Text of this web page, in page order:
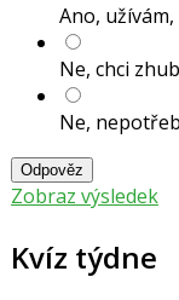
Ano,
Ne, chci
Ne,
Odpověz
Zobraz výsledek
Kvíz týdne